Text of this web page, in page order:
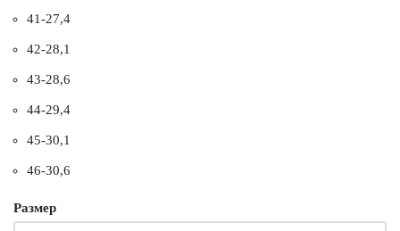
41-27,4
42-28,1
43-28,6
44-29,4
45-30,1
46-30,6
Размер